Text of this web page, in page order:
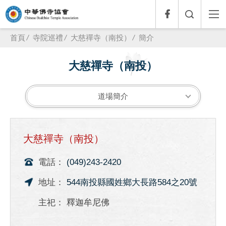
首頁 寺院巡禮 大慈禪寺（南投） 簡介
大慈禪寺（南投）
道場簡介
大慈禪寺（南投）
(049)243-2420
544南投縣國姓鄉大長路584之20號
釋迦牟尼佛